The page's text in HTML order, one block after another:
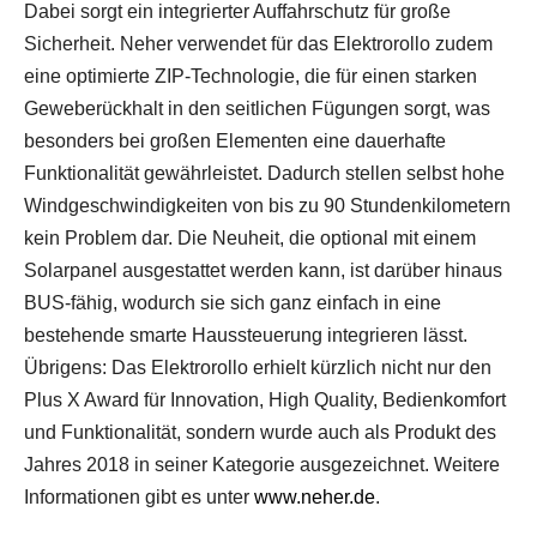
Dabei sorgt ein integrierter Auffahrschutz für große
Sicherheit. Neher verwendet für das Elektrorollo zudem
eine optimierte ZIP-Technologie, die für einen starken
Geweberückhalt in den seitlichen Fügungen sorgt, was
besonders bei großen Elementen eine dauerhafte
Funktionalität gewährleistet. Dadurch stellen selbst hohe
Windgeschwindigkeiten von bis zu 90 Stundenkilometern
kein Problem dar. Die Neuheit, die optional mit einem
Solarpanel ausgestattet werden kann, ist darüber hinaus
BUS-fähig, wodurch sie sich ganz einfach in eine
bestehende smarte Haussteuerung integrieren lässt.
Übrigens: Das Elektrorollo erhielt kürzlich nicht nur den
Plus X Award für Innovation, High Quality, Bedienkomfort
und Funktionalität, sondern wurde auch als Produkt des
Jahres 2018 in seiner Kategorie ausgezeichnet. Weitere
Informationen gibt es unter www.neher.de.